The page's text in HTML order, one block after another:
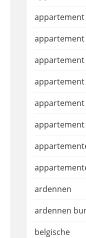
appartement
ardennen
ardennen
belgische